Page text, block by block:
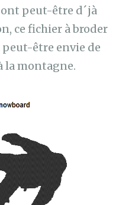
peut-être d´jà
ce fichier à broder
être envie de
la montagne.